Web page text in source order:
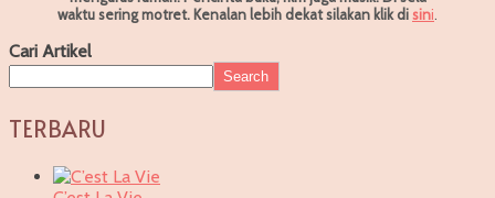
waktu sering motret. Kenalan lebih dekat silakan klik disini
Cari Artikel
Search
TERBARU